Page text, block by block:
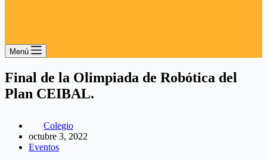
Menú
Final de la Olimpiada de Robótica del
Plan CEIBAL.
Colegio
octubre 3, 2022
Eventos